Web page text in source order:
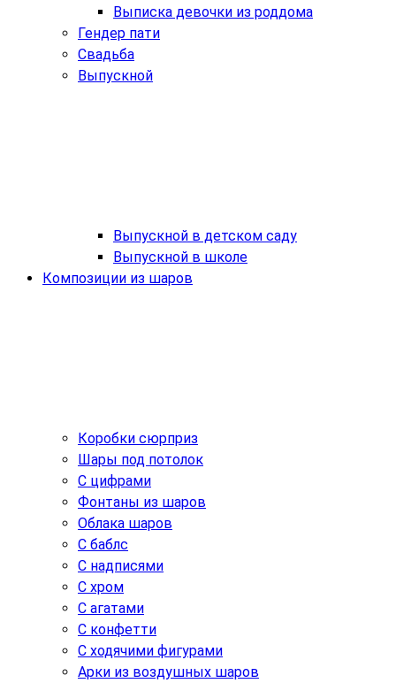
Выписка девочки из роддома
Гендер пати
Свадьба
Выпускной
Выпускной в детском саду
Выпускной в школе
Композиции из шаров
Коробки сюрприз
Шары под потолок
С цифрами
Фонтаны из шаров
Облака шаров
С баблс
С надписями
С хром
С агатами
С конфетти
С ходячими фигурами
Арки из воздушных шаров